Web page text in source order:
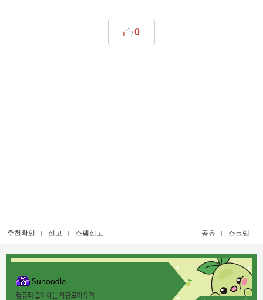
0
추천확인 신고 스팸신고 공유 스크랩
Sunoodle
컴퓨터 좋아하는 카단로아유저